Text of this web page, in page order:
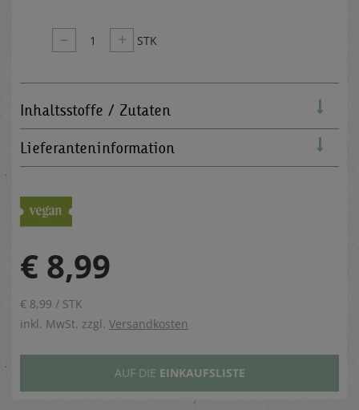
– 1 + STK
Inhaltsstoffe / Zutaten
Lieferanteninformation
€ 8,99
€ 8,99 / STK
inkl. MwSt. zzgl. Versandkosten
AUF DIE EINKAUFSLISTE